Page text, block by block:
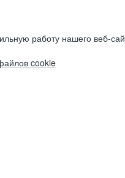
работу нашего веб-
cookie